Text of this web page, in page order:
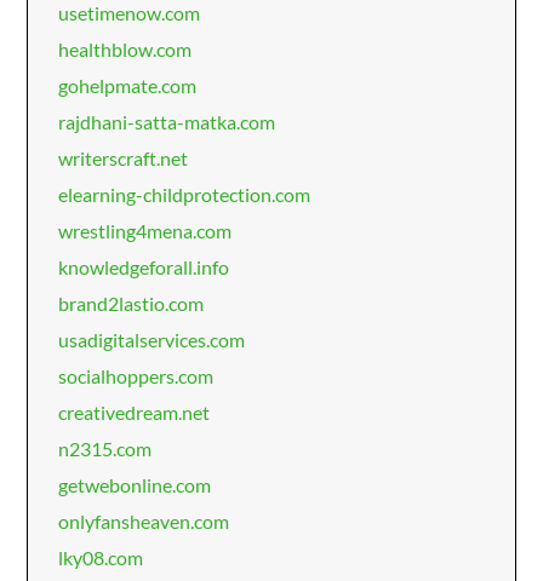
usetimenow.com
healthblow.com
gohelpmate.com
rajdhani-satta-matka.com
writerscraft.net
elearning-childprotection.com
wrestling4mena.com
knowledgeforall.info
brand2lastio.com
usadigitalservices.com
socialhoppers.com
creativedream.net
n2315.com
getwebonline.com
onlyfansheaven.com
lky08.com